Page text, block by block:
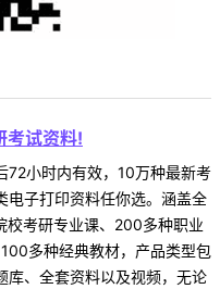
考试资料!
72小时内有效，10万种最新考
电子打印资料任你选。涵盖全
校考研专业课、200多种职业
多种经典教材，产品类型包
库、全套资料以及视频，无论